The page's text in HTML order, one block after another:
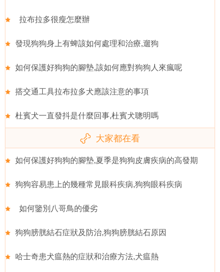
拉布拉多很瘦怎麼辦
發現狗狗身上有蜱該如何處理和治療,遛狗
如何保護好狗狗的腳墊,該如何應對狗狗人來瘋呢
搭交通工具拉布拉多犬應該注意的事項
杜賓犬一直發抖是什麼回事,杜賓犬聰明嗎
大家都在看
如何保護好狗狗的腳墊,夏季是狗狗皮膚疾病的高發期
狗狗容易患上的幾種常見眼科疾病,狗狗眼科疾病
如何鑒別八哥鳥的優劣
狗狗膀胱結石症狀及防治,狗狗膀胱結石原因
哈士奇患犬瘟熱的症狀和治療方法,犬瘟熱